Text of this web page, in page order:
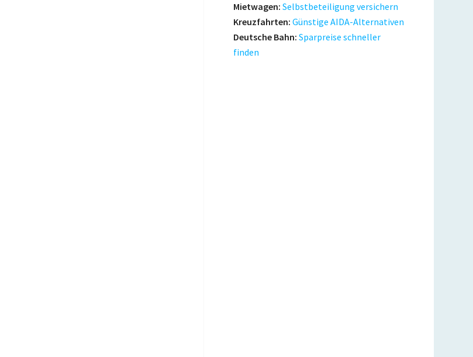
Mietwagen: Selbstbeteiligung versichern
Kreuzfahrten: Günstige AIDA-Alternativen
Deutsche Bahn: Sparpreise schneller
finden